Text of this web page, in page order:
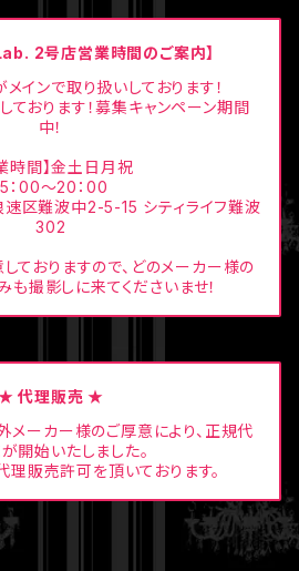
2号店営業時間のご案内】
インで取り扱いしております！
おります！募集キャンペーン期間
中！
時間】金土日月祝
：00〜20：00
速区難波中2-5-15 シティライフ難波
302
ておりますので、どのメーカー様の
も撮影しに来てくださいませ！
代理販売 ★
メーカー様のご厚意により、正規代
開始いたしました。
販売許可を頂いております。